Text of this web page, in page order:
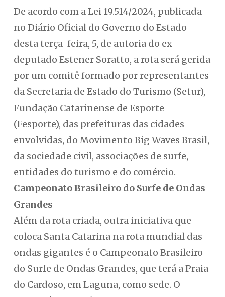
De acordo com a Lei 19.514/2024, publicada
no Diário Oficial do Governo do Estado
desta terça-feira, 5, de autoria do ex-
deputado Estener Soratto, a rota será gerida
por um comitê formado por representantes
da Secretaria de Estado do Turismo (Setur),
Fundação Catarinense de Esporte
(Fesporte), das prefeituras das cidades
envolvidas, do Movimento Big Waves Brasil,
da sociedade civil, associações de surfe,
entidades do turismo e do comércio.
Campeonato Brasileiro do Surfe de Ondas
Grandes
Além da rota criada, outra iniciativa que
coloca Santa Catarina na rota mundial das
ondas gigantes é o Campeonato Brasileiro
do Surfe de Ondas Grandes, que terá a Praia
do Cardoso, em Laguna, como sede. O